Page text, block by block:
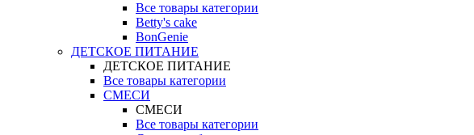
Все товары категории
Betty's cake
BonGenie
ДЕТСКОЕ ПИТАНИЕ
ДЕТСКОЕ ПИТАНИЕ
Все товары категории
СМЕСИ
СМЕСИ
Все товары категории